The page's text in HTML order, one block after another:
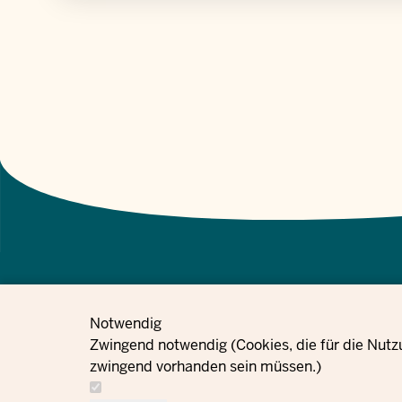
Notwendig
Zwingend notwendig (Cookies, die für die
zwingend vorhanden sein müssen.)
الطلبات بصمة
معلومات حماية
البيانات
إعدادات ملفات تعريف
الارتباط